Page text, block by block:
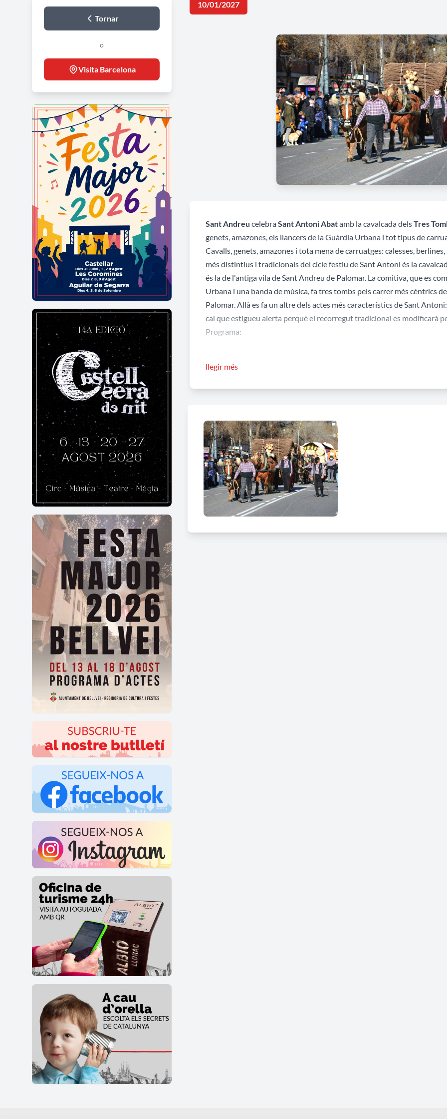
Tornar
o
Visita Barcelona
10/01/2027
Sant Andreu celebraSant Antoni Abatamb la cavalcada delsTres
genets, amazones, els llancers de la Guàrdia Urbana i tot tipus de
Cavalls, genets, amazones i tota mena de carruatges: calesses,
més distintius i tradicionals del cicle festiu de Sant Antoni és la
és la de l'antiga vila de Sant Andreu de Palomar. La comitiva, que es
Urbana i una banda de música, fa tres tombs pels carrer més céntrics
Palomar. Allà es fa un altre dels actes més característics de Sant
cal que estigueu alerta perquè el recorregut tradicional es modificarà
Programa:
Fabra i Coats els Urban Sketchers Barcelona i la concentració de les
per Torras i Bages, carrers del Segre i Virgili, rambña de l’Onze de
faran entre el carrers Gran de Sant Andreu i Concepció Arenal.
Al llarg del recorregut hi haurà dos espais reservats per a persones amb
del carrer de Neopàtria i l’altre al passeig de Torras i Bages a l’alçada del
llegir més